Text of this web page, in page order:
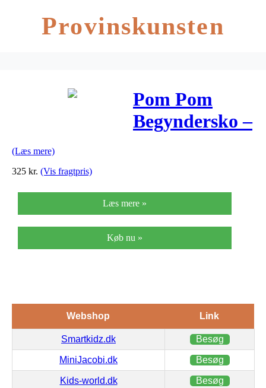
Provinskunsten
Pom Pom
Begyndersko –
(Læs mere)
325 kr. (Vis fragtpris)
Læs mere »
Køb nu »
Webshop Link
Smartkidz.dk Besøg
MiniJacobi.dk Besøg
Kids-world.dk Besøg